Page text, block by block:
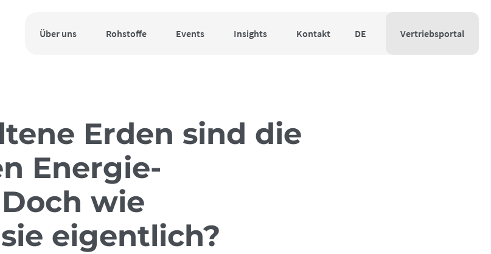
Über uns Rohstoffe Events Insights Kontakt DE Vertriebsportal
Erden sind die
Energie-
wie
eigentlich?